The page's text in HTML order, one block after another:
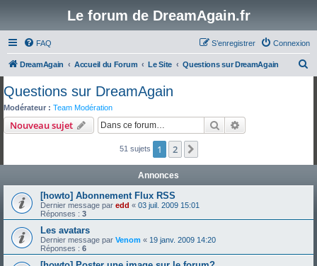
Le forum de DreamAgain.fr
FAQ Connexion
S’enregistrer
DreamAgain Accueil du Forum Le Site Questions sur DreamAgain
c
Questions sur DreamAgain
Modérateur : Team Modération
Nouveau sujet Rechercher
51 sujets 1 2
Annonces
[howto] Abonnement Flux RSS
Dernier message par edd « 03 juil. 2009 15:01
Réponses : 3
Les avatars
Dernier message par Venom « 19 janv. 2009 14:20
Réponses : 6